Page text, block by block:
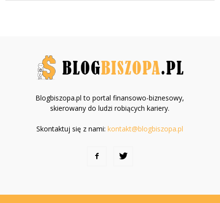
Blogbiszopa.pl to portal finansowo-biznesowy,
skierowany do ludzi robiących kariery.
Skontaktuj się z nami:kontakt@blogbiszopa.pl